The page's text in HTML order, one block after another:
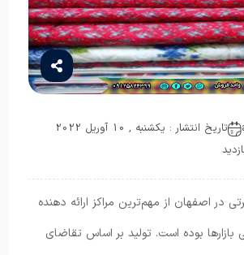
تاریخ انتشار : یکشنبه , 10 آوریل 2022
در اصفهان از مهم‌ترین مراکز ارائه دهنده
بازارها بوده است. تولید بر اساس تقاضای